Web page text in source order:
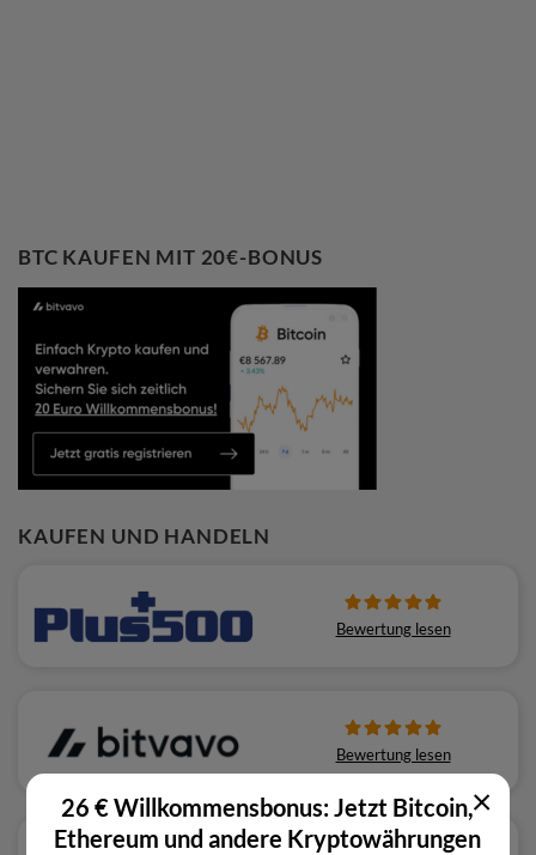
BTC KAUFEN MIT 20€-BONUS
KAUFEN UND HANDELN
Bewertung lesen
Bewertung lesen
26 € Willkommensbonus: Jetzt Bitcoin,
Ethereum und andere Kryptowährungen
×